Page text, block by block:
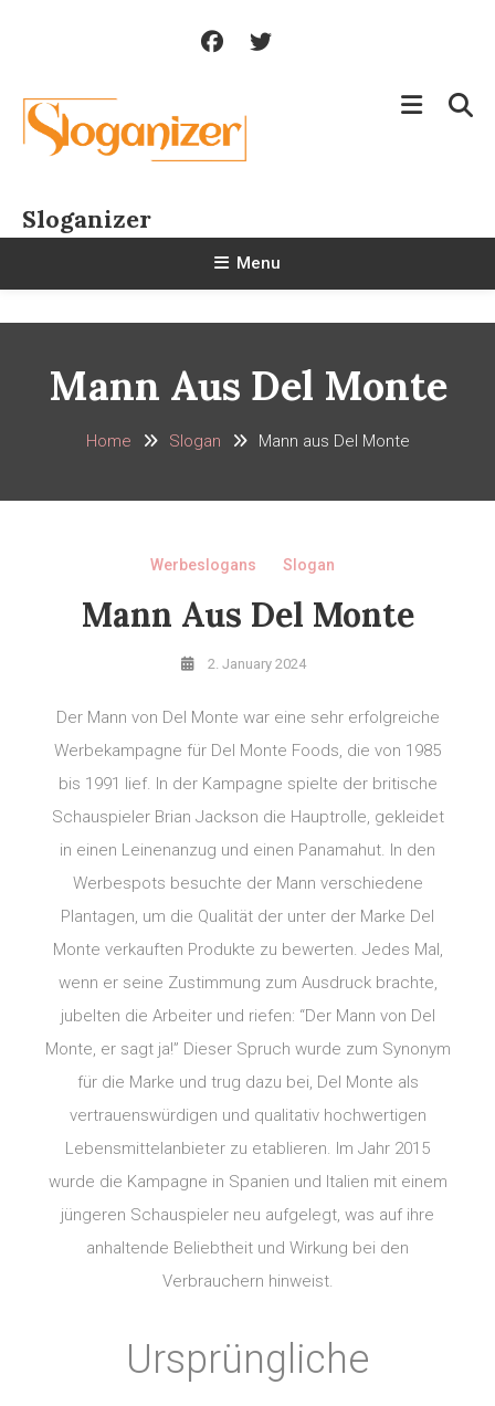
Sloganizer
Menu
Mann Aus Del Monte
Home Slogan Mann aus Del Monte
Werbeslogans Slogan
Mann Aus Del Monte
2. January 2024
Der Mann von Del Monte war eine sehr erfolgreiche
Werbekampagne für Del Monte Foods, die von 1985
bis 1991 lief. In der Kampagne spielte der britische
Schauspieler Brian Jackson die Hauptrolle, gekleidet
in einen Leinenanzug und einen Panamahut. In den
Werbespots besuchte der Mann verschiedene
Plantagen, um die Qualität der unter der Marke Del
Monte verkauften Produkte zu bewerten. Jedes Mal,
wenn er seine Zustimmung zum Ausdruck brachte,
jubelten die Arbeiter und riefen: “Der Mann von Del
Monte, er sagt ja!” Dieser Spruch wurde zum Synonym
für die Marke und trug dazu bei, Del Monte als
vertrauenswürdigen und qualitativ hochwertigen
Lebensmittelanbieter zu etablieren. Im Jahr 2015
wurde die Kampagne in Spanien und Italien mit einem
jüngeren Schauspieler neu aufgelegt, was auf ihre
anhaltende Beliebtheit und Wirkung bei den
Verbrauchern hinweist.
Ursprüngliche